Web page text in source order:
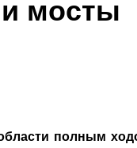
мосты
полным